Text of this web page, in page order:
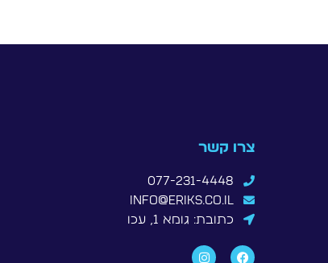
צרו קשר
077-231-4448
info@eriks.co.il
כתובת: גומא 1, עכו